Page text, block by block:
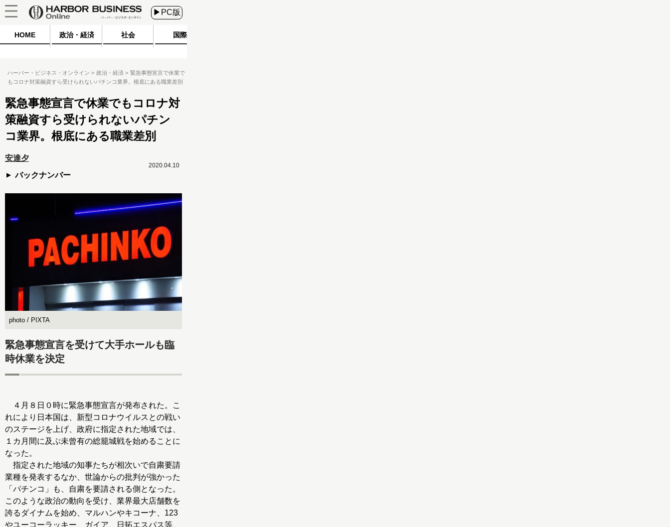
▶PC版
HOME 政治・経済 社会 国際
ハーバー・ビジネス・オンライン 政治・経済
緊急事態宣言で休業で
もコロナ対策融資すら受けられないパチンコ業界。根底にある職業差別
緊急事態宣言で休業でもコロナ対
策融資すら受けられないパチン
コ業界。根底にある職業差別
安達夕
バックナンバー
2020.04.10
photo / PIXTA
緊急事態宣言を受けて大手ホールも臨
時休業を決定
４月８日０時に緊急事態宣言が発布された。こ
れにより日本国は、新型コロナウイルスとの戦い
のステージを上げ、政府に指定された地域では、
１カ月間に及ぶ未曾有の総籠城戦を始めることに
なった。
指定された地域の知事たちが相次いで自粛要請
業種を発表するなか、世論からの批判が強かった
「パチンコ」も、自粛を要請される側となった。
このような政治の動向を受け、業界最大店舗数を
誇るダイナムを始め、マルハンやキコーナ、123
やユーコーラッキー、ガイア、日拓エスパス等、